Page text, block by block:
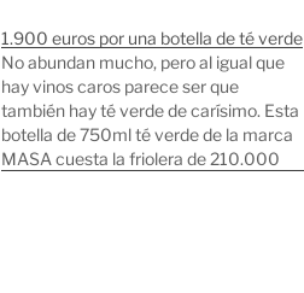
1.900 euros por una botella de té verde
No abundan mucho, pero al igual que
hay vinos caros parece ser que
también hay té verde de carísimo. Esta
botella de 750ml té verde de la marca
MASA cuesta la friolera de 210.000